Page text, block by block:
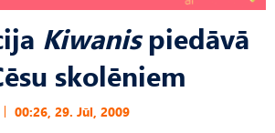
Kiwanispiedāvā
skolēniem
00:26, 29. Jūl, 2009